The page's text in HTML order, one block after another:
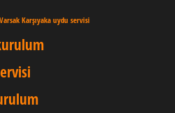
Varsak Karşıyaka uydu servisi